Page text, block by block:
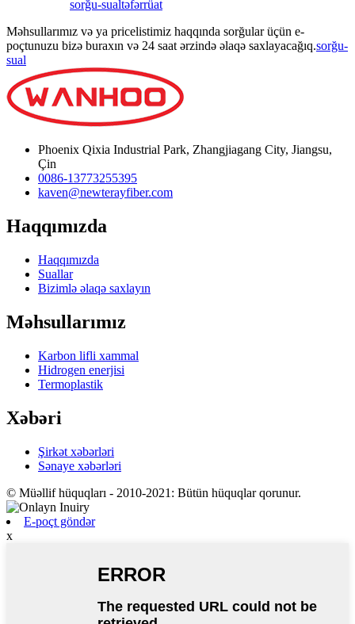
sorğu-sualtəfərrüat
Məhsullarımız və ya pricelistimiz haqqında sorğular üçün e-
poçtunuzu bizə buraxın və 24 saat ərzində əlaqə saxlayacağıq.sorğu-
sual
Phoenix Qixia Industrial Park, Zhangjiagang City, Jiangsu,
Çin
0086-13773255395
kaven@newterayfiber.com
Haqqımızda
Haqqımızda
Suallar
Bizimlə əlaqə saxlayın
Məhsullarımız
Karbon lifli xammal
Hidrogen enerjisi
Termoplastik
Xəbəri
Şirkət xəbərləri
Sənaye xəbərləri
© Müəllif hüquqları - 2010-2021: Bütün hüquqlar qorunur.
E-poçt göndər
x